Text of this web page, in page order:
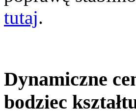
tutaj.
Dynamiczne
bodziec